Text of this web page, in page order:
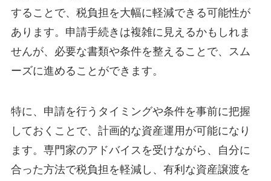
することで、税負担を大幅に軽減できる可能性が
あります。申請手続きは複雑に見えるかもしれま
せんが、必要な書類や条件を整えることで、スム
ーズに進めることができます。
特に、申請を行うタイミングや条件を事前に把握
しておくことで、計画的な資産運用が可能になり
ます。専門家のアドバイスを受けながら、自分に
合った方法で税負担を軽減し、有利な資産譲渡を